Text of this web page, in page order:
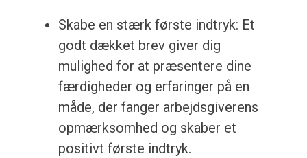
Skabe en stærk første indtryk: Et
godt dækket brev giver dig
mulighed for at præsentere dine
færdigheder og erfaringer på en
måde, der fanger arbejdsgiverens
opmærksomhed og skaber et
positivt første indtryk.